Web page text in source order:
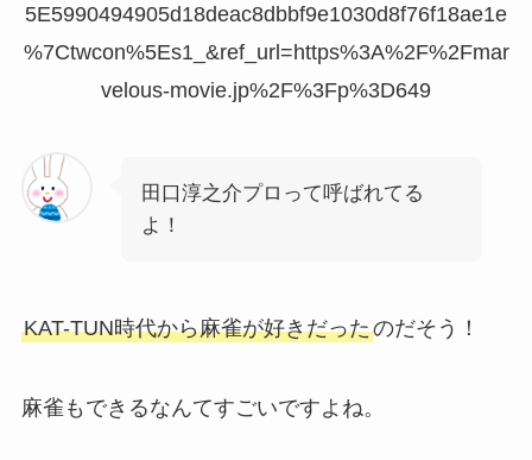
5E5990494905d18deac8dbbf9e1030d8f76f18ae1e
%7Ctwcon%5Es1_&ref_url=https%3A%2F%2Fmar
velous-movie.jp%2F%3Fp%3D649
田口淳之介プロって呼ばれてる
よ！
KAT-TUN時代から麻雀が好きだったのだそう！
麻雀もできるなんてすごいですよね。